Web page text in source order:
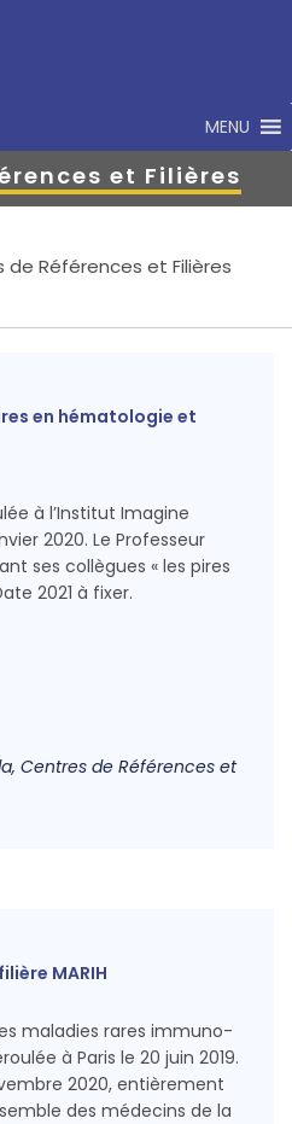
MENU
et Filières
de Références et Filières
en hématologie et
à l’Institut Imagine
2020. Le Professeur
ses collègues « les pires
2021 à fixer.
, Centres de Références et
MARIH
maladies rares immuno-
à Paris le 20 juin 2019.
2020, entièrement
des médecins de la